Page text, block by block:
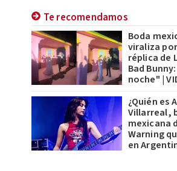
Te recomendamos
Boda
viraliza
réplica de
Bad
noche" |
¿Quién es
Villarreal,
mexicana
Warning
en